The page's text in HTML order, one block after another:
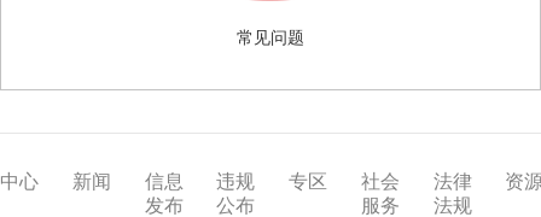
常见问题
中心 新闻
信息
发布
违规
公布
专区
社会
服务
法律
法规
资